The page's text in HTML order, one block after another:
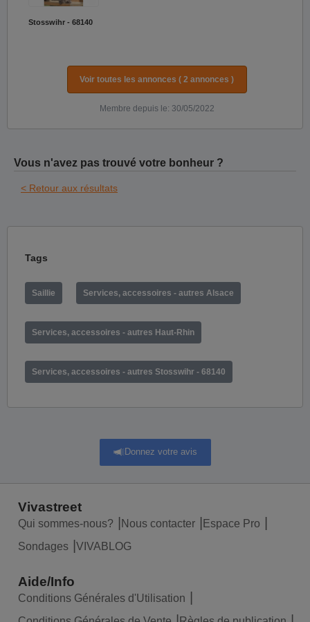
Stosswihr - 68140
Voir toutes les annonces ( 2 annonces )
Membre depuis le: 30/05/2022
Vous n'avez pas trouvé votre bonheur ?
< Retour aux résultats
Tags
Saillie Services, accessoires - autres Alsace
Services, accessoires - autres Haut-Rhin
Services, accessoires - autres Stosswihr - 68140
Donnez votre avis
Vivastreet
Qui sommes-nous? Nous contacter
Espace Pro
Sondages
VIVABLOG
Aide/Info
Conditions Générales d'Utilisation